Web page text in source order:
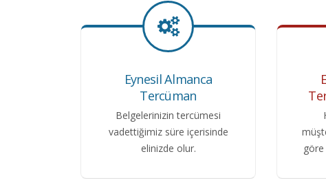
Eynesil Almanca
Tercüman
Belgelerinizin tercümesi
vadettiğimiz süre içerisinde
elinizde olur.